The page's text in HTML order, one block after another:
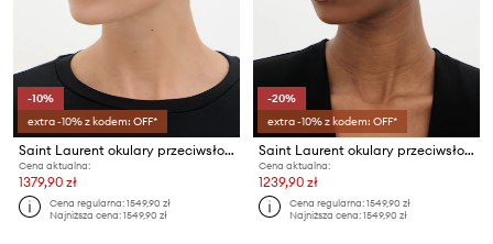
-10%
extra -10% z kodem: OFF*
Saint Laurent okulary przeciwsłoneczne damskie
Cena aktualna:
1379,90 zł
Cena regularna:1549,90 zł
Najniższa cena:1549,90 zł
-20%
extra -10% z kodem: OFF*
Saint Laurent okulary przeciwsłoneczne damskie
Cena aktualna:
1239,90 zł
Cena regularna:1549,90 zł
Najniższa cena:1549,90 zł